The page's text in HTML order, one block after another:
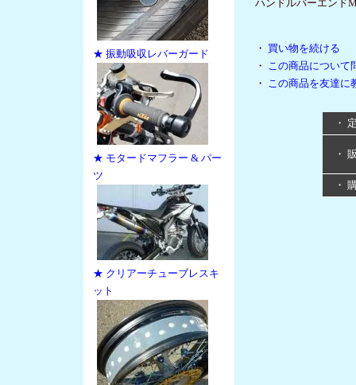
★ 振動吸収レバーガード
★ モタードマフラー & パー
ツ
★ クリアーチューブレスキ
ット
ハンドルバーエンド
・ 買い物を続ける
・ この商品について
・ この商品を友達に
・
・
・